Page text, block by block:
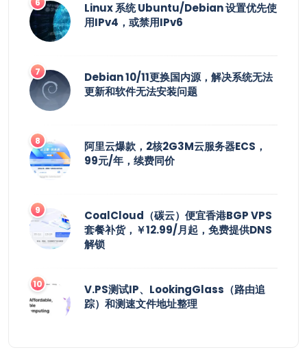
Linux 系统 Ubuntu/Debian 设置优先使
用IPv4，或禁用IPv6
Debian 10/11更换国内源，解决系统无法
更新和软件无法安装问题
阿里云爆款，2核2G3M云服务器ECS，
99元/年，续费同价
CoalCloud（碳云）便宜香港BGP VPS
套餐补货，￥12.99/月起，免费提供DNS
解锁
V.PS测试IP、LookingGlass（路由追
踪）和测速文件地址整理